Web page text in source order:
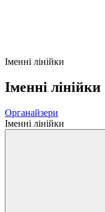
Іменні лінійки
Іменні лінійки
Органайзери
Іменні лінійки